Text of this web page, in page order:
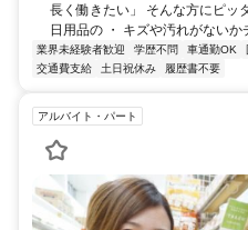
長く働きたい」 そんな方にピッ
日用品の ・ キズや汚れがない
業界未経験者歓迎 学歴不問 車通勤OK
交通費支給
土日祝休み 履歴書不要
アルバイト・パート